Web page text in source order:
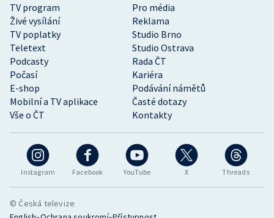
Instagram Facebook YouTube X Threads
TV program
Pro média
Živé vysílání
Reklama
TV poplatky
Studio Brno
Teletext
Studio Ostrava
Podcasty
Rada ČT
Počasí
Kariéra
E-shop
Podávání námětů
Mobilní a TV aplikace
Časté dotazy
Vše o ČT
Kontakty
© Česká televize